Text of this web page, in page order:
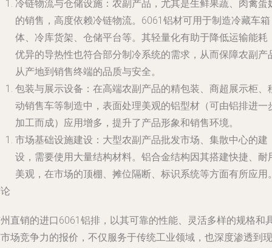
冷链物流与仓储设施 ：农副产品，尤其是生鲜果蔬、肉禽蛋
的销售，高度依赖冷链物流。6061铝材可用于制造冷藏车箱
体、冷库货架、仓储平台等。其轻量化有助于降低运输能耗
优异的导热性也符合部分制冷系统的需求，从而保障农副产
从产地到销售终端的品质与安全。
包装与展示设备 ：在高端农副产品的精包装、商超展示柜、
动销售车等制造中，表面处理美观的铝型材（可由铝排进一
加工而成）应用增多，提升了产品形象和销售环境。
市场基础设施建设 ：大型农副产品批发市场、集散中心的建
设，需要使用大量结构材料。铝合金结构因其搭建快捷、耐
美观，在市场的顶棚、摊位隔断、标识系统等方面有所应用
直销的进口6061铝排，以其可靠的性能、灵活多样的规格和
场竞争力的报价，不仅服务于传统工业领域，也深度渗透到现